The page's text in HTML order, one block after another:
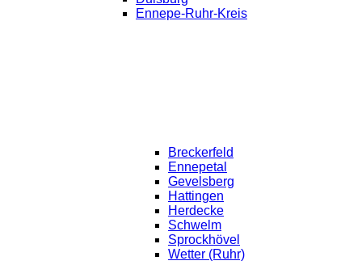
Ennepe-Ruhr-Kreis
Breckerfeld
Ennepetal
Gevelsberg
Hattingen
Herdecke
Schwelm
Sprockhövel
Wetter (Ruhr)